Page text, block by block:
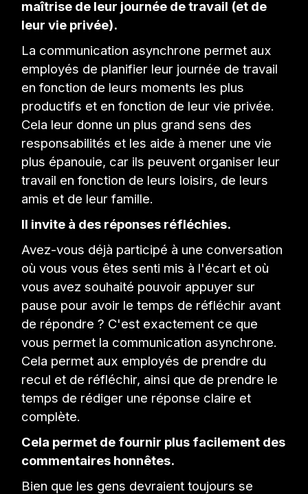
maîtrise de leur journée de travail (et de
leur vie privée).
La communication asynchrone permet aux
employés de planifier leur journée de travail
en fonction de leurs moments les plus
productifs et en fonction de leur vie privée.
Cela leur donne un plus grand sens des
responsabilités et les aide à mener une vie
plus épanouie, car ils peuvent organiser leur
travail en fonction de leurs loisirs, de leurs
amis et de leur famille.
Il invite à des réponses réfléchies.
Avez-vous déjà participé à une conversation
où vous vous êtes senti mis à l'écart et où
vous avez souhaité pouvoir appuyer sur
pause pour avoir le temps de réfléchir avant
de répondre ? C'est exactement ce que
vous permet la communication asynchrone.
Cela permet aux employés de prendre du
recul et de réfléchir, ainsi que de prendre le
temps de rédiger une réponse claire et
complète.
Cela permet de fournir plus facilement des
commentaires honnêtes.
Bien que les gens devraient toujours se